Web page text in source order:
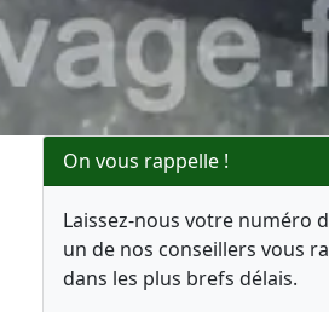
On vous rappelle !
Laissez-nous votre numéro
un de nos conseillers vous
dans les plus brefs délais.